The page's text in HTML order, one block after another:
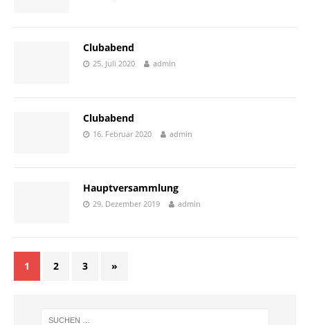
Clubabend
25. Juli 2020 admin
Clubabend
16. Februar 2020 admin
Hauptversammlung
29. Dezember 2019 admin
1 2 3 »